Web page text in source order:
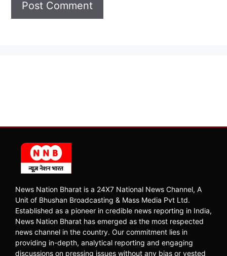
News Nation Bharat is a 24X7 National News Channel, A
Unit of Bhushan Broadcasting & Mass Media Pvt Ltd.
Established as a pioneer in credible news reporting in India,
News Nation Bharat has emerged as the most respected
news channel in the country. Our commitment lies in
providing in-depth, analytical reporting and engaging
discussions on pressing issues without any bias or vested